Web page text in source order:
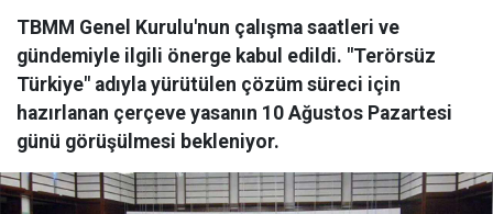
TBMM Genel Kurulu'nun çalışma saatleri ve
gündemiyle ilgili önerge kabul edildi. "Terörsüz
Türkiye" adıyla yürütülen çözüm süreci için
hazırlanan çerçeve yasanın 10 Ağustos Pazartesi
günü görüşülmesi bekleniyor.